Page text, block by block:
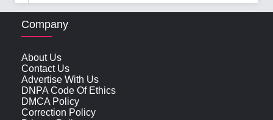
Company
About Us
Contact Us
Advertise With Us
DNPA Code Of Ethics
DMCA Policy
Correction Policy